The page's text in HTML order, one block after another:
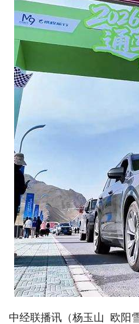
中经联播讯（杨玉山 欧阳